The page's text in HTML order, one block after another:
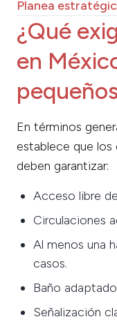
Planea
¿Qué
en
En términos
establece que
deben garantizar:
Acceso libre
Circulaciones
Al menos una
casos.
Baño
Señalización